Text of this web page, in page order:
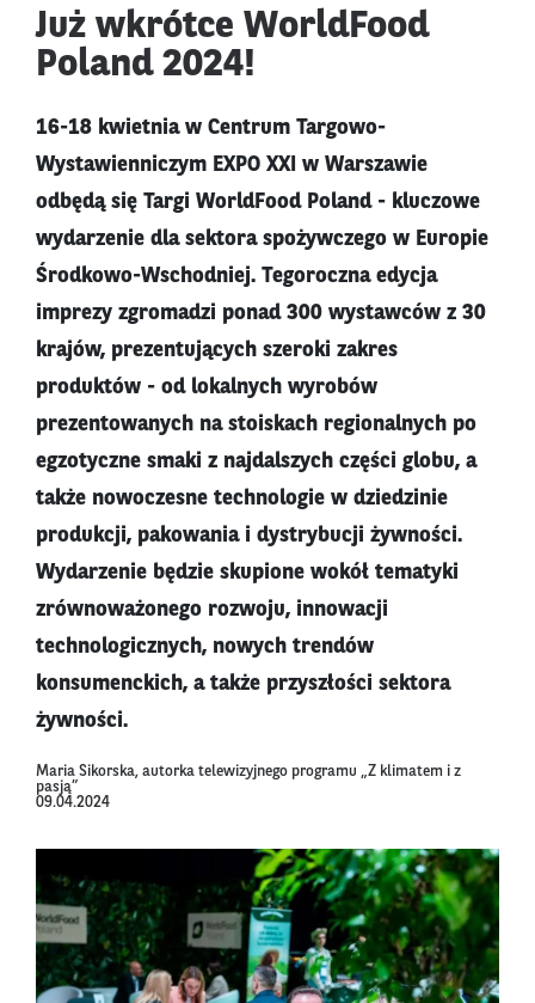
Już wkrótce WorldFood
Poland 2024!
16-18 kwietnia w Centrum Targowo-
Wystawienniczym EXPO XXI w Warszawie
odbędą się Targi WorldFood Poland - kluczowe
wydarzenie dla sektora spożywczego w Europie
Środkowo-Wschodniej. Tegoroczna edycja
imprezy zgromadzi ponad 300 wystawców z 30
krajów, prezentujących szeroki zakres
produktów - od lokalnych wyrobów
prezentowanych na stoiskach regionalnych po
egzotyczne smaki z najdalszych części globu, a
także nowoczesne technologie w dziedzinie
produkcji, pakowania i dystrybucji żywności.
Wydarzenie będzie skupione wokół tematyki
zrównoważonego rozwoju, innowacji
technologicznych, nowych trendów
konsumenckich, a także przyszłości sektora
żywności.
Maria Sikorska, autorka telewizyjnego programu „Z klimatem i z
pasją”
09.04.2024